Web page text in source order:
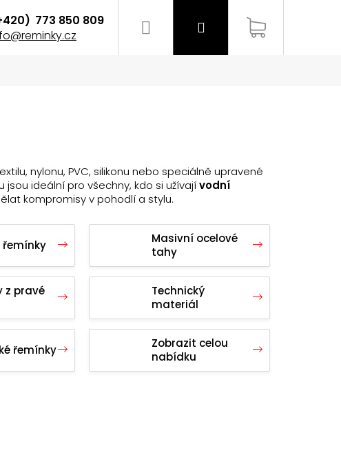
@reminky.cz
773 850 809 PřihlášeníNákupní
nylonu, PVC, silikonu nebo speciálně upravené
jsou ideální pro všechny, kdo si užívajívodní
kompromisy v pohodlí a stylu.
řemínky
Masivní ocelové
tahy
z pravé
Technický
materiál
řemínky
Zobrazit celou
nabídku
ŘEMÍNEK NA HODINKY